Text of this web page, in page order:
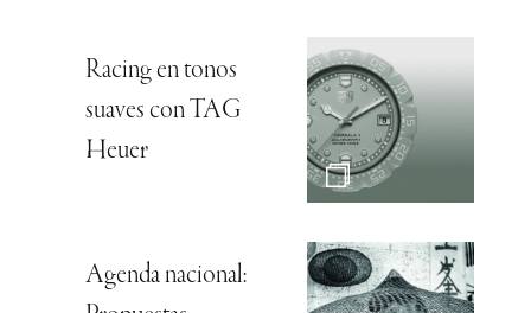
Racing en tonos
suaves con TAG
Heuer
Agenda nacional: